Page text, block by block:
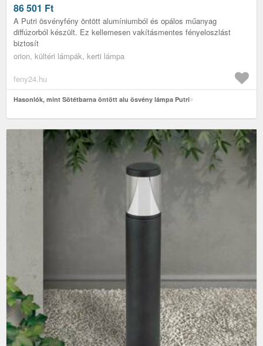
86 501 Ft
A Putri ösvényfény öntött alumíniumból és opálos műanyag
diffúzorból készült. Ez kellemesen vakításmentes fényeloszlást
biztosít
orion, kültéri lámpák, kerti lámpa
feny24.hu
Hasonlók, mint Sötétbarna öntött alu ösvény lámpa Putri